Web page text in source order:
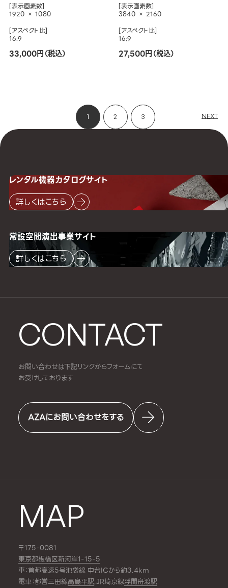
[表示画素数]
1920 × 1080
[アスペクト比]
16:9
33,000円（税込）
[表示画素数]
3840 × 2160
[アスペクト比]
16:9
27,500円（税込）
1 2 3 NEXT
CONTACT
お問い合わせは下記リンクからフォームにて
お受けしております
AZAにお問い合わせをする
MAP
〒175-0081
東京都板橋区新河岸1-15-5
車：首都高速5号池袋線 中台ICから約3.4km
電車：都営三田線高島平駅,JR埼京線浮間舟渡駅
レンタル機器カタログサイト
詳しくはこちら
常設空間演出事業サイト
詳しくはこちら